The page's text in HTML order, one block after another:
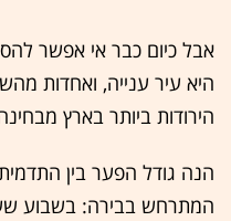
אבל כיום כבר אי אפשר
היא עיר ענייה, ואחדות
הירודות ביותר בארץ
הנה גודל הפער בין
המתרחש בבירה: בשבוע